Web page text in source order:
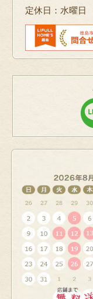
定休日：水曜日